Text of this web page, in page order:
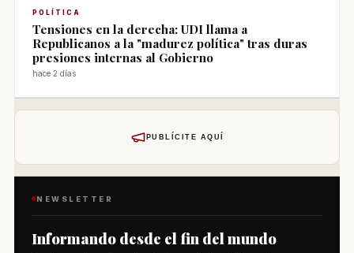
POLÍTICA
Tensiones en la derecha: UDI llama a
Republicanos a la "madurez política" tras duras
presiones internas al Gobierno
hace 2 días
PUBLÍCITE AQUÍ
NEWSLETTER
Informando desde el fin del mundo